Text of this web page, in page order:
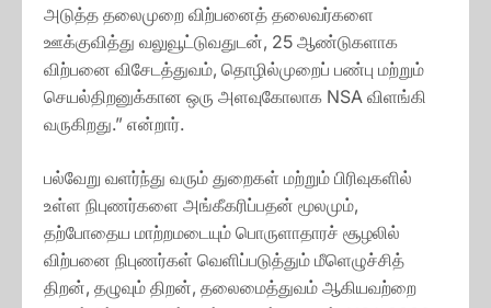
அடுத்த தலைமுறை விற்பனைத் தலைவர்களை
ஊக்குவித்து வலுவூட்டுவதுடன், 25 ஆண்டுகளாக
விற்பனை விசேடத்துவம், தொழில்முறைப் பண்பு மற்றும்
செயல்திறனுக்கான ஒரு அளவுகோலாக NSA விளங்கி
வருகிறது.” என்றார்.
பல்வேறு வளர்ந்து வரும் துறைகள் மற்றும் பிரிவுகளில்
உள்ள நிபுணர்களை அங்கீகரிப்பதன் மூலமும்,
தற்போதைய மாற்றமடையும் பொருளாதாரச் சூழலில்
விற்பனை நிபுணர்கள் வெளிப்படுத்தும் மீளெழுச்சித்
திறன், தழுவும் திறன், தலைமைத்துவம் ஆகியவற்றை